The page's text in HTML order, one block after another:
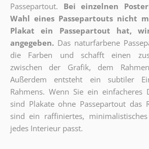
Passepartout.
Bei einzelnen
Wahl eines Passepartouts nicht
Plakat ein Passepartout hat,
angegeben. Das naturfarbene
die Farben und schafft einen
zwischen der Grafik, dem
Außerdem entsteht ein subtiler
Rahmens. Wenn Sie ein einfacheres
sind Plakate ohne Passepartout das
sind ein raffiniertes,
jedes Interieur passt.